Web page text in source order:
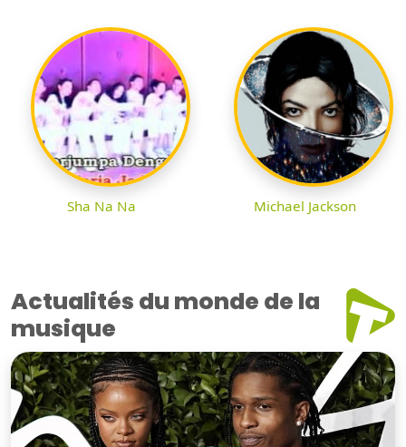
Sha Na Na Michael Jackson
Actualités du monde de la
musique